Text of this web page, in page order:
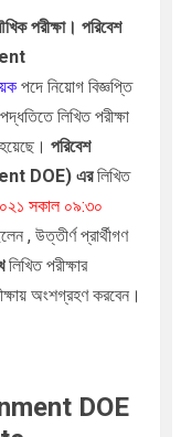
পরীক্ষা। পরিবেশ
পদে নিয়োগ বিজ্ঞপ্তি
লিখিত পরীক্ষা
পরিবেশ
DOE)এরলিখিত
সকাল০৯:৩০
, উত্তীর্ণ প্রার্থীগণ
লিখিত পরীক্ষার
অংশগ্রহণ করবেন।
DOE